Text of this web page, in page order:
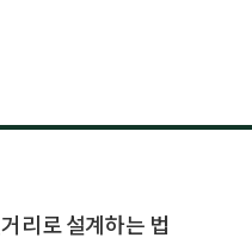
리로 설계하는 법